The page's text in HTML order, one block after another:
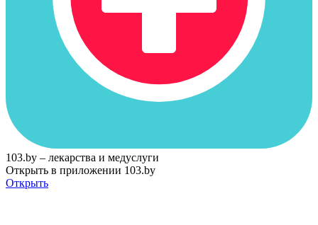
103.by – лекарства и медуслуги
Открыть в приложении 103.by
Открыть